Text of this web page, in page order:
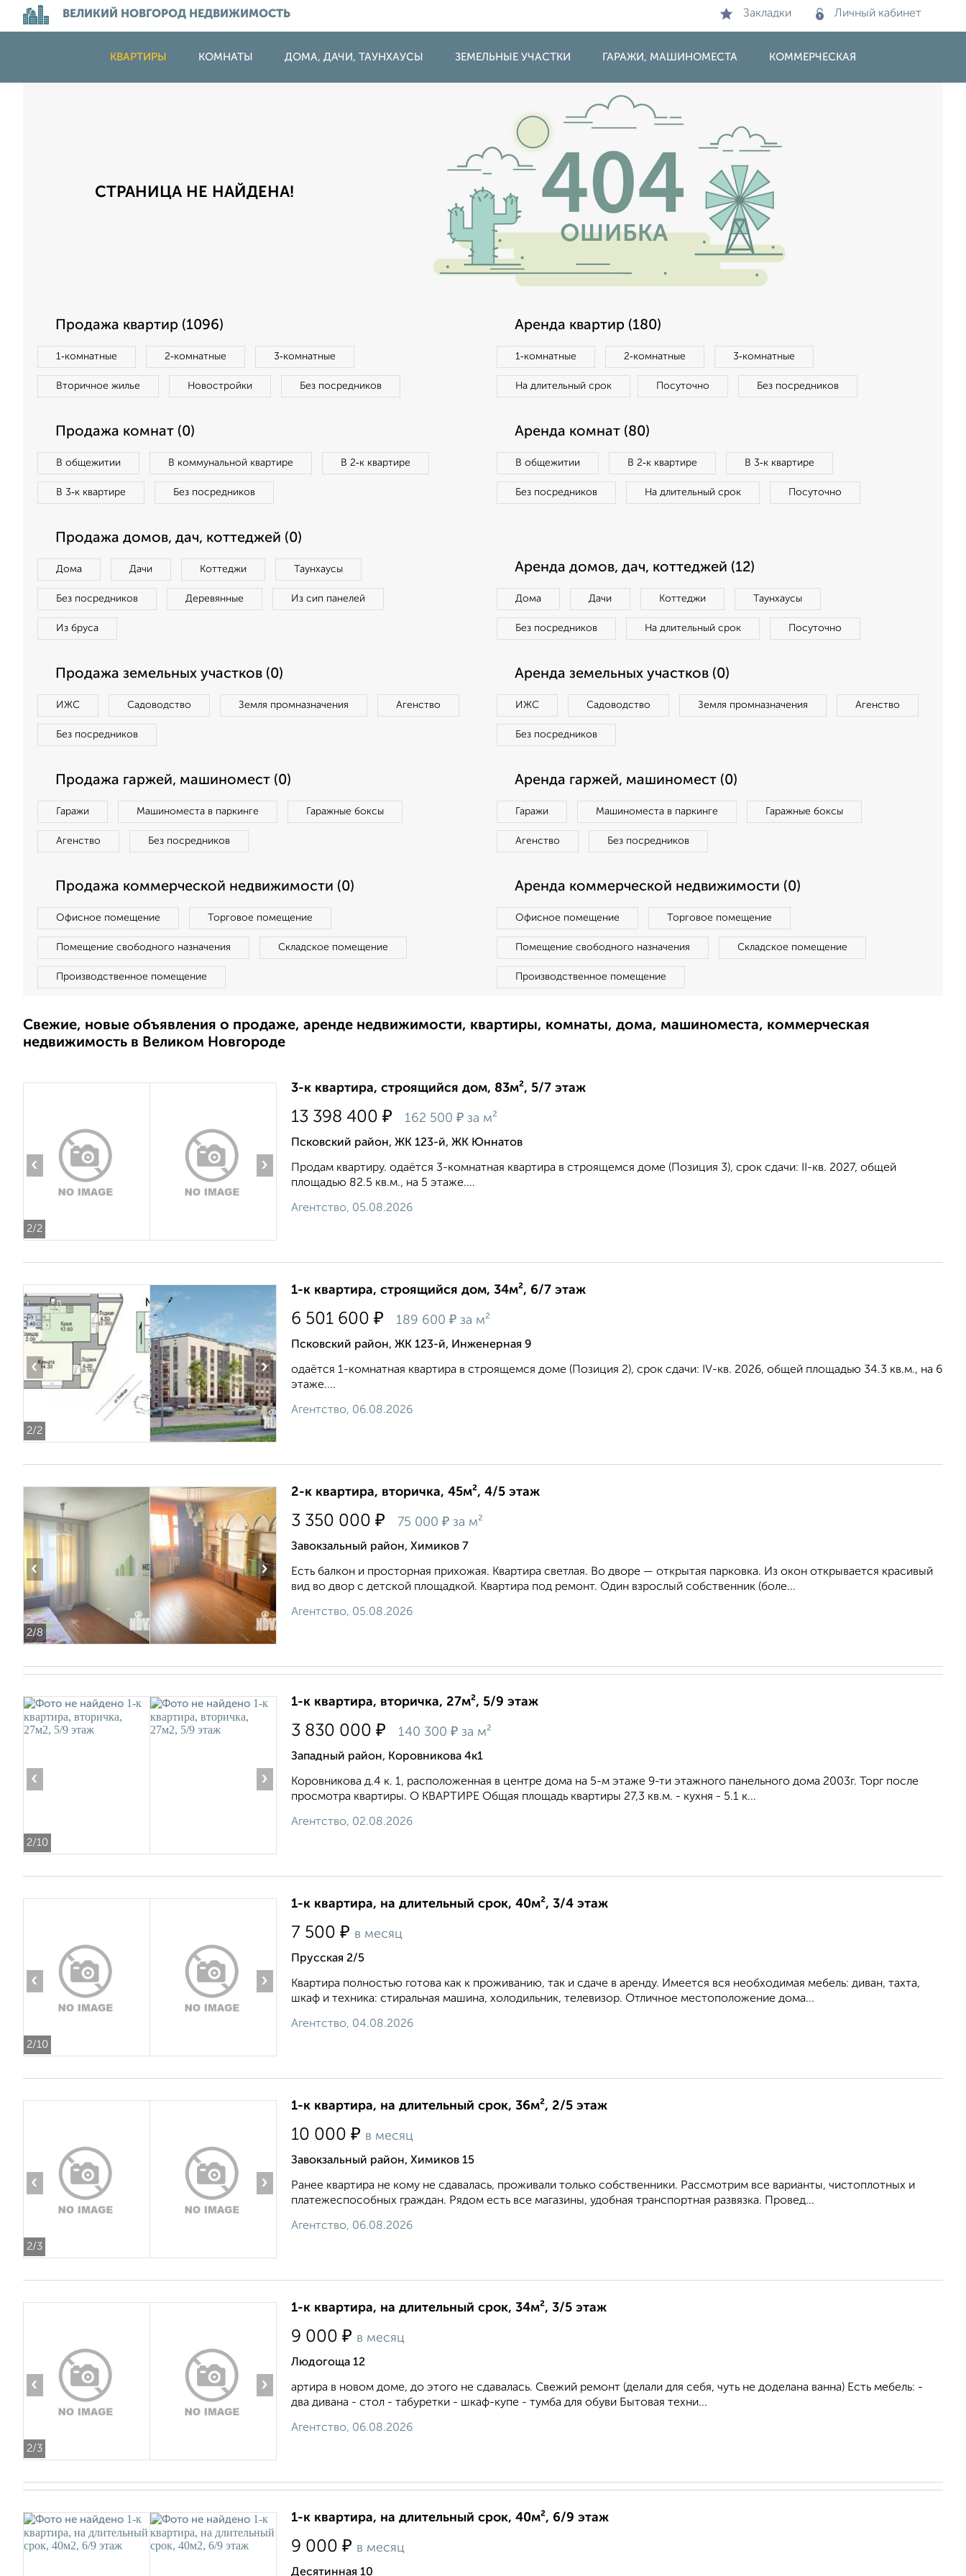
ВЕЛИКИЙ НОВГОРОД НЕДВИЖИМОСТЬ Закладки Личный кабинет
КВАРТИРЫ КОМНАТЫ ДОМА, ДАЧИ, ТАУНХАУСЫ ЗЕМЕЛЬНЫЕ УЧАСТКИ ГАРАЖИ, МАШИНОМЕСТА КОММЕРЧЕСКАЯ
СТРАНИЦА НЕ НАЙДЕНА!
Продажа квартир (1096)
1‑комнатные 2‑комнатные 3‑комнатные
Вторичное жилье Новостройки Без посредников
Аренда квартир (180)
1‑комнатные 2‑комнатные 3‑комнатные
На длительный срок Посуточно Без посредников
Продажа комнат (0)
В общежитии В коммунальной квартире В 2‑к квартире
В 3‑к квартире Без посредников
Аренда комнат (80)
В общежитии В 2‑к квартире В 3‑к квартире
Без посредников На длительный срок Посуточно
Продажа домов, дач, коттеджей (0)
Дома Дачи Коттеджи Таунхаусы
Без посредников Деревянные Из сип панелей
Из бруса
Аренда домов, дач, коттеджей (12)
Дома Дачи Коттеджи Таунхаусы
Без посредников На длительный срок Посуточно
Продажа земельных участков (0)
ИЖС Садоводство Земля промназначения Агенство
Без посредников
Аренда земельных участков (0)
ИЖС Садоводство Земля промназначения Агенство
Без посредников
Продажа гаржей, машиномест (0)
Гаражи Машиноместа в паркинге Гаражные боксы
Агенство Без посредников
Аренда гаржей, машиномест (0)
Гаражи Машиноместа в паркинге Гаражные боксы
Агенство Без посредников
Продажа коммерческой недвижимости (0)
Офисное помещение Торговое помещение
Помещение свободного назначения Складское помещение
Производственное помещение
Аренда коммерческой недвижимости (0)
Офисное помещение Торговое помещение
Помещение свободного назначения Складское помещение
Производственное помещение
Свежие, новые объявления о продаже, аренде недвижимости, квартиры, комнаты, дома, машиноместа, коммерческая
недвижимость в Великом Новгороде
2/2
‹ ›
3-к квартира, строящийся дом, 83м², 5/7 этаж
13 398 400 ₽ 162 500 ₽ за м²
Псковский район, ЖК 123-й, ЖК Юннатов
Продам квартиру. одаётся 3-комнатная квартира в строящемся доме (Позиция 3), срок сдачи: II-кв. 2027, общей
площадью 82.5 кв.м., на 5 этаже....
Агентство, 05.08.2026
2/2
‹ ›
1-к квартира, строящийся дом, 34м², 6/7 этаж
6 501 600 ₽ 189 600 ₽ за м²
Псковский район, ЖК 123-й, Инженерная 9
одаётся 1-комнатная квартира в строящемся доме (Позиция 2), срок сдачи: IV-кв. 2026, общей площадью 34.3 кв.м., на 6
этаже....
Агентство, 06.08.2026
2/8
‹ ›
2-к квартира, вторичка, 45м², 4/5 этаж
3 350 000 ₽ 75 000 ₽ за м²
Завокзальный район, Химиков 7
Есть балкон и просторная прихожая. Квартира светлая. Во дворе — открытая парковка. Из окон открывается красивый
вид во двор с детской площадкой. Квартира под ремонт. Один взрослый собственник (боле...
Агентство, 05.08.2026
2/10
‹ ›
1-к квартира, вторичка, 27м², 5/9 этаж
3 830 000 ₽ 140 300 ₽ за м²
Западный район, Коровникова 4к1
Коровникова д.4 к. 1, расположенная в центре дома на 5-м этаже 9-ти этажного панельного дома 2003г. Торг после
просмотра квартиры. О КВАРТИРЕ Общая площадь квартиры 27,3 кв.м. - кухня - 5.1 к...
Агентство, 02.08.2026
2/10
‹ ›
1-к квартира, на длительный срок, 40м², 3/4 этаж
7 500 ₽ в месяц
Прусская 2/5
Квартира полностью готова как к проживанию, так и сдаче в аренду. Имеется вся необходимая мебель: диван, тахта,
шкаф и техника: стиральная машина, холодильник, телевизор. Отличное местоположение дома...
Агентство, 04.08.2026
2/3
‹ ›
1-к квартира, на длительный срок, 36м², 2/5 этаж
10 000 ₽ в месяц
Завокзальный район, Химиков 15
Ранее квартира не кому не сдавалась, проживали только собственники. Рассмотрим все варианты, чистоплотных и
платежеспособных граждан. Рядом есть все магазины, удобная транспортная развязка. Провед...
Агентство, 06.08.2026
2/3
‹ ›
1-к квартира, на длительный срок, 34м², 3/5 этаж
9 000 ₽ в месяц
Людогоща 12
артира в новом доме, до этого не сдавалась. Свежий ремонт (делали для себя, чуть не доделана ванна) Есть мебель: -
два дивана - стол - табуретки - шкаф-купе - тумба для обуви Бытовая техни...
Агентство, 06.08.2026
1-к квартира, на длительный срок, 40м², 6/9 этаж
9 000 ₽ в месяц
Десятинная 10